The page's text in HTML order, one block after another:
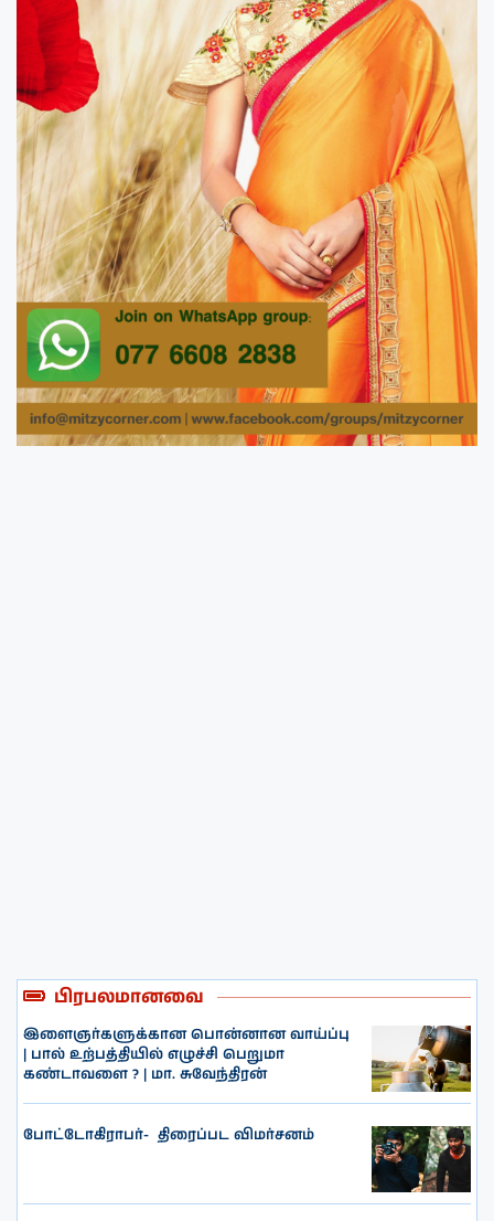
பிரபலமானவை
இளைஞர்களுக்கான பொன்னான வாய்ப்பு
| பால் உற்பத்தியில் எழுச்சி பெறுமா
கண்டாவளை ? | மா. சுவேந்திரன்
போட்டோகிராபர்- ‌ திரைப்பட விமர்சனம்